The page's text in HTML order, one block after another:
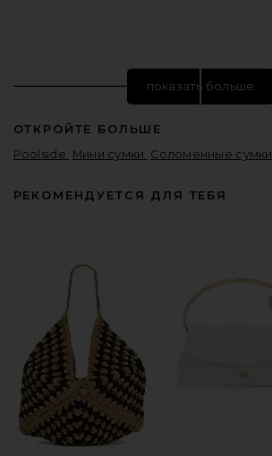
SIMKHAI Monet Pearlized Shell
SIMKHAI
$530
показать больше
ОТКРОЙТЕ БОЛЬШЕ
Poolside Мини сумки Соломенные сумки
РЕКОМЕНДУЕТСЯ ДЛЯ ТЕБЯ